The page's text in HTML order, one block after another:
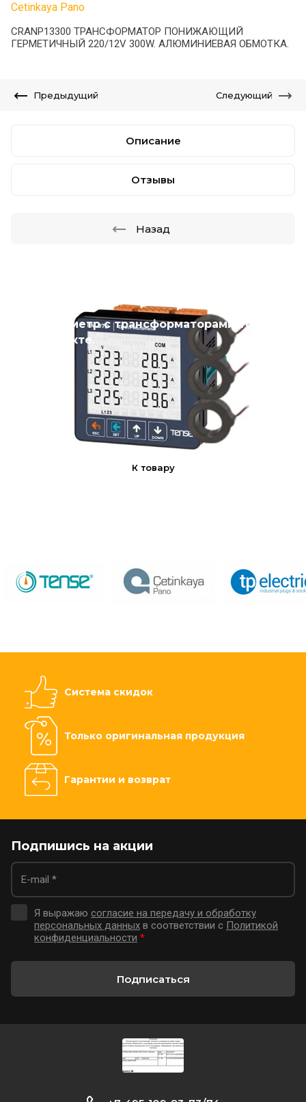
Мультиметр с трансформаторами тока в
комплекте.
К товару
Cetinkaya Pano
CRANP13300 ТРАНСФОРМАТОР ПОНИЖАЮЩИЙ
ГЕРМЕТИЧНЫЙ 220/12V 300W. АЛЮМИНИЕВАЯ ОБМОТКА.
Предыдущий Следующий
Описание
Отзывы
Назад
Система скидок
Только оригинальная продукция
Гарантии и возврат
Подпишись на акции
Я выражаю согласие на передачу и обработку
персональных данных в соответствии с Политикой
конфиденциальности *
Подписаться